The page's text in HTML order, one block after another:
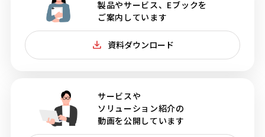
製品やサービス、Eブックを
ご案内しています
資料ダウンロード
サービスや
ソリューション紹介の
動画を公開しています